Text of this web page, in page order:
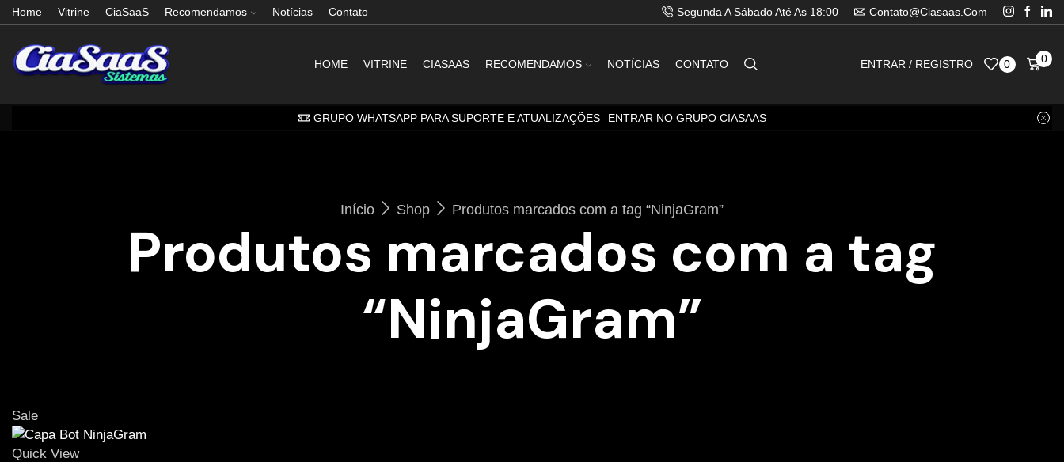
Home Vitrine CiaSaaS Recomendamos Notícias Contato Segunda A Sábado Até As 18:00 Contato@ciasaas.com
HOME VITRINE CIASAAS RECOMENDAMOS NOTÍCIAS CONTATO ENTRAR / REGISTRO 0 0
GRUPO WHATSAPP PARA SUPORTE E ATUALIZAÇÕES ENTRAR NO GRUPO CIASAAS
Início Shop Produtos marcados com a tag “NinjaGram”
Produtos marcados com a tag
“NinjaGram”
Sale
Quick View